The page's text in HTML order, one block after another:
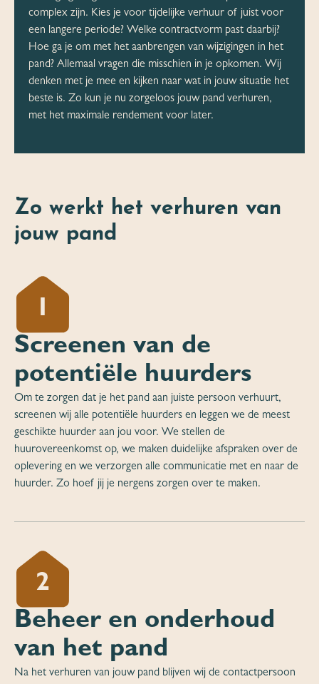
complex zijn. Kies je voor tijdelijke verhuur of juist voor
een langere periode? Welke contractvorm past daarbij?
Hoe ga je om met het aanbrengen van wijzigingen in het
pand? Allemaal vragen die misschien in je opkomen. Wij
denken met je mee en kijken naar wat in jouw situatie het
beste is. Zo kun je nu zorgeloos jouw pand verhuren,
met het maximale rendement voor later.
Zo werkt het verhuren van
jouw pand
1
Screenen van de
potentiële huurders
Om te zorgen dat je het pand aan juiste persoon verhuurt,
screenen wij alle potentiële huurders en leggen we de meest
geschikte huurder aan jou voor. We stellen de
huurovereenkomst op, we maken duidelijke afspraken over de
oplevering en we verzorgen alle communicatie met en naar de
huurder. Zo hoef jij je nergens zorgen over te maken.
2
Beheer en onderhoud
van het pand
Na het verhuren van jouw pand blijven wij de contactpersoon